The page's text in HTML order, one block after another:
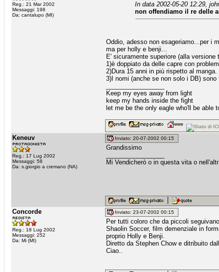
Reg.: 21 Mar 2002
Messaggi: 198
Da: cantalupo (MI)
In data 2002-05-20 12:29,
non offendiamo il re delle
Oddio, adesso non esageriamo...per i
ma per holly e benji...
E' sicuramente superiore (alla versione
1)è doppiato da delle capre con
2)Dura 15 anni in più rispetto al manga.
3)I nomi (anche se non solo i DB)
Keep my eyes away from light
keep my hands inside the fight
let me be the only eagle who'll be able
Keneuv
Reg.: 17 Lug 2002
Messaggi: 58
Da: s.giorgio a cremano (NA)
Inviato: 20-07-2002 00:15
Grandissimo
Mi Vendicherò o in questa vita o
Concorde
Reg.: 18 Lug 2002
Messaggi: 252
Da: Mi (MI)
Inviato: 23-07-2002 00:15
Per tutti coloro che da piccoli
Shaolin Soccer, film demenziale in
proprio Holly e Benji.
Diretto da Stephen Chow e ditribuito
Ciao..